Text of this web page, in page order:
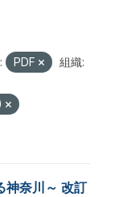
PDF
組織:
神奈川～ 改訂